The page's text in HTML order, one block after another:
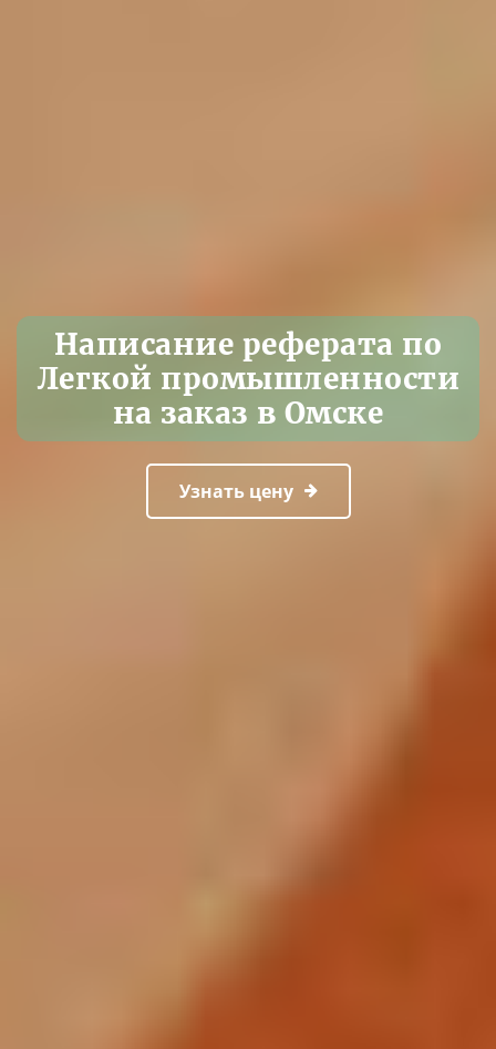
Написание реферата по
Легкой промышленности
на заказ в Омске
Узнать цену